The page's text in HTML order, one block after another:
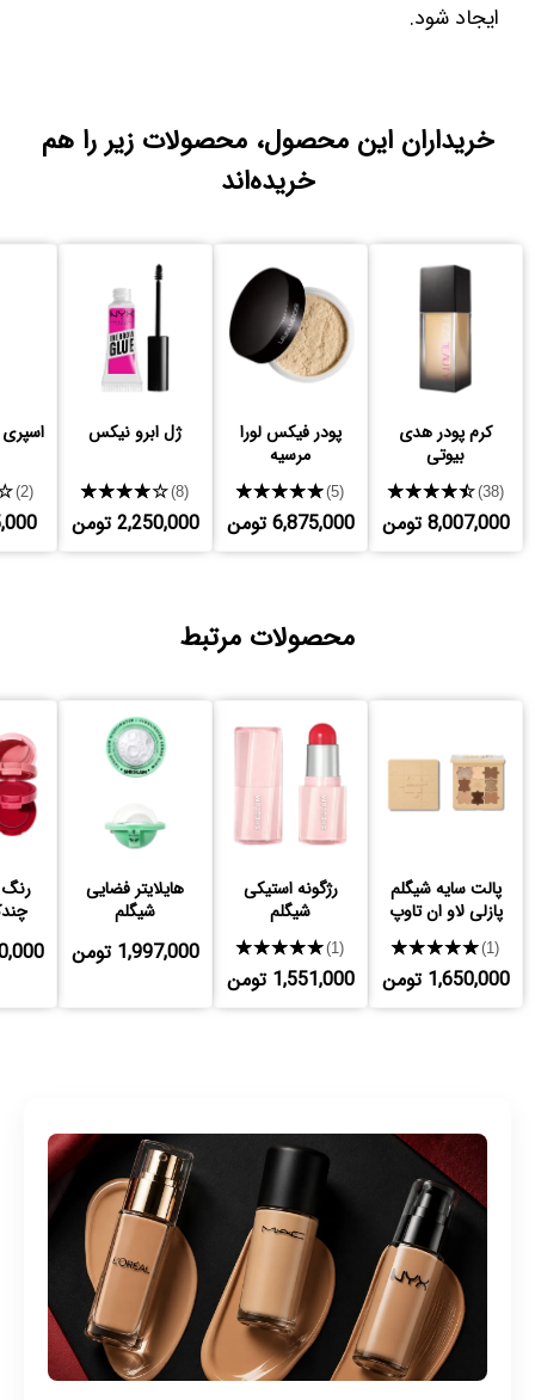
ایجاد شود.
خریداران این محصول، محصولات زیر را هم
خریده‌اند
کرم پودر هدی
بیوتی
★★★★★(38)
8,007,000 تومن
پودر فیکس لورا
مرسیه
★★★★★(5)
6,875,000 تومن
ژل ابرو نیکس
★★★★★(8)
2,250,000 تومن
(2)
محصولات مرتبط
پالت سایه شیگلم
پازلی لاو ان تاوپ
★★★★★(1)
1,650,000 تومن
رژگونه استیکی
شیگلم
★★★★★(1)
1,551,000 تومن
هایلایتر فضایی
شیگلم
1,997,000 تومن